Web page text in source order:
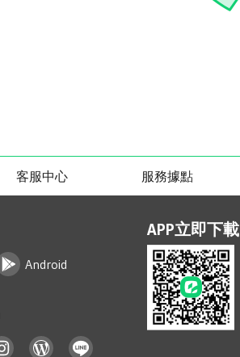
客服中心 服務據點
Android
APP立即下載